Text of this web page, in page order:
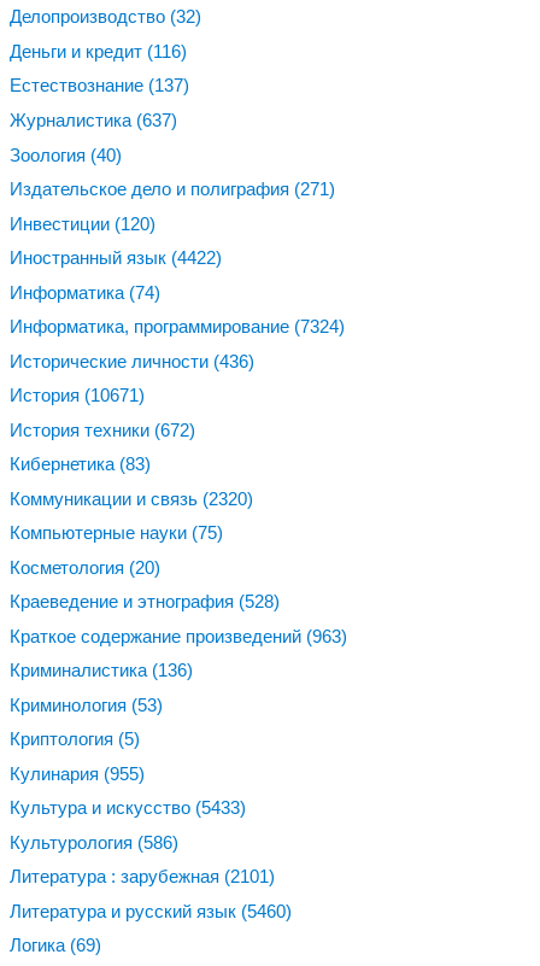
Делопроизводство (32)
Деньги и кредит (116)
Естествознание (137)
Журналистика (637)
Зоология (40)
Издательское дело и полиграфия (271)
Инвестиции (120)
Иностранный язык (4422)
Информатика (74)
Информатика, программирование (7324)
Исторические личности (436)
История (10671)
История техники (672)
Кибернетика (83)
Коммуникации и связь (2320)
Компьютерные науки (75)
Косметология (20)
Краеведение и этнография (528)
Краткое содержание произведений (963)
Криминалистика (136)
Криминология (53)
Криптология (5)
Кулинария (955)
Культура и искусство (5433)
Культурология (586)
Литература : зарубежная (2101)
Литература и русский язык (5460)
Логика (69)